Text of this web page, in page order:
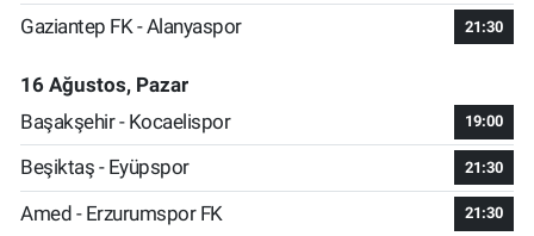
Gaziantep FK - Alanyaspor 21:30
16 Ağustos, Pazar
Başakşehir - Kocaelispor
19:00
Beşiktaş - Eyüpspor 21:30
Amed - Erzurumspor FK 21:30